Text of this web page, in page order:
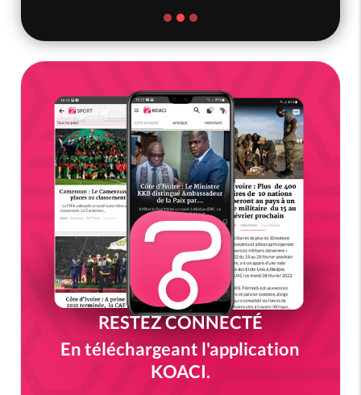
RESTEZ CONNECTÉ
En téléchargeant l'application
KOACI.